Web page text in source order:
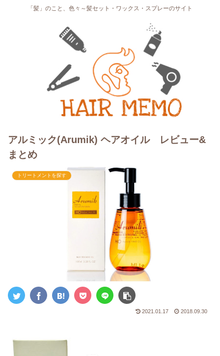
「髪」のこと、色々～髪セット・ワックス・スプレーのサイト
アルミック(Arumik) ヘアオイル レビュー&
まとめ
トリートメントを探す
2021.01.17 2018.09.30